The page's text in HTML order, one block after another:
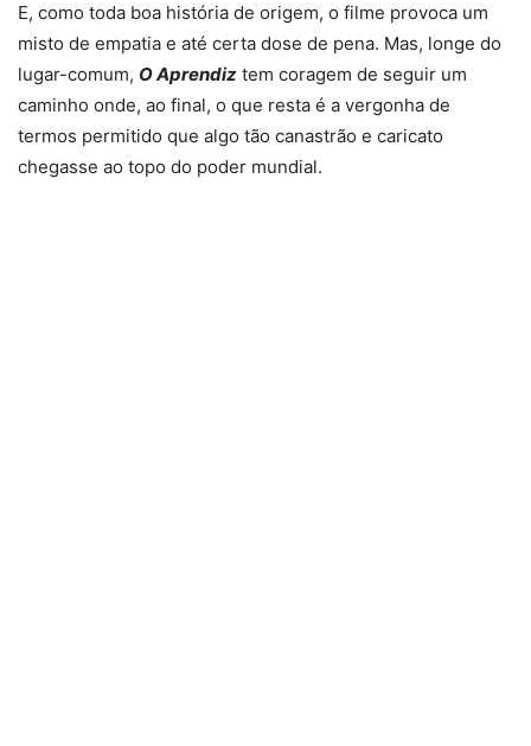
E, como toda boa história de origem, o filme provoca um
misto de empatia e até certa dose de pena. Mas, longe do
lugar-comum, O Aprendiz tem coragem de seguir um
caminho onde, ao final, o que resta é a vergonha de
termos permitido que algo tão canastrão e caricato
chegasse ao topo do poder mundial.